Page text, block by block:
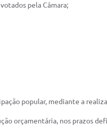
pela Câmara;
popular, mediante a
orçamentária, nos prazos